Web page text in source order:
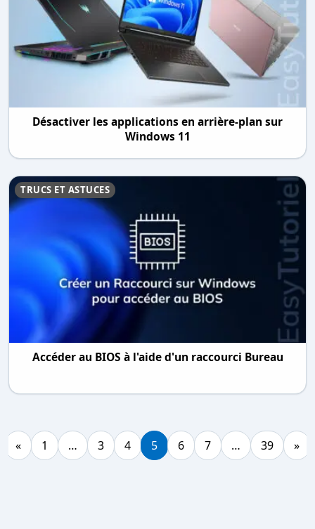
Désactiver les applications en arrière-plan sur
Windows 11​
TRUCS ET ASTUCES
Accéder au BIOS à l'aide d'un raccourci Bureau
« 1 … 3 4 5 6 7 … 39 »